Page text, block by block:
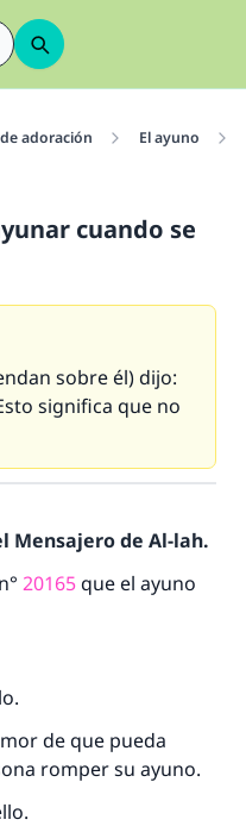
adoración El ayuno
cuando se
sobre él) dijo:
Mensajero de Al-lah.
20165que el ayuno
de que pueda
romper su ayuno.